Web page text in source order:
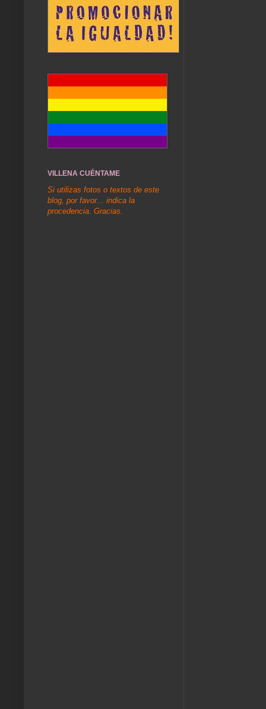
VILLENA CUÉNTAME
Si utilizas fotos o textos de este
blog, por favor... indica la
procedencia. Gracias.